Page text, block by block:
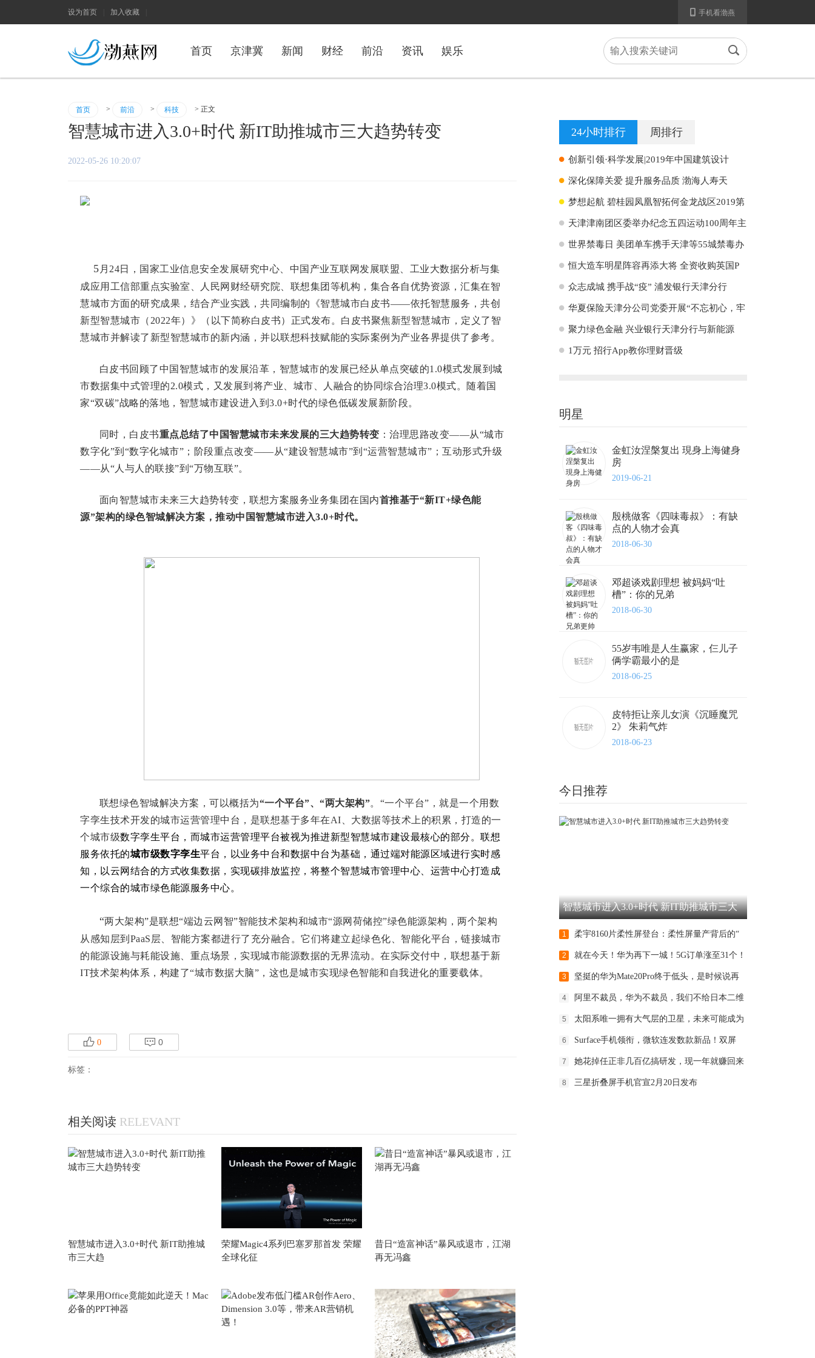
设为首页 加入收藏 A 手机看渤燕
首页 京津冀 新闻 财经 前沿 资讯 娱乐 B
首页 > 前沿 > 科技 > 正文
智慧城市进入3.0+时代 新IT助推城市三大趋势转变
2022-05-26 10:20:07
5 月 24日，国家工业信息安全发展研究中心、中国产业互联网发展联盟、工业大数据分析与集
成应用工信部重点实验室、人民网财经研究院、联想集团等机构，集合各自优势资源，汇集在智
慧城市方面的研究成果，结合产业实践，共同编制的 《智慧城市白皮书——依托智慧服务，共创
新型智慧城市（ 2022年）》 （以下简称白皮书）正式发布。白皮书聚焦新型智慧城市， 定义了智
慧城市并解读了新型智慧城市的新内涵，并以联想科技赋能的实际案例为产业各界提供了参考。
白皮书回顾了中国智慧城市的发展沿革，智慧城市的发展已经从单点突破的1.0模式发展到城
市数据集中式管理的2.0模式，又发展到将产业、城市、人融合的协同综合治理3.0模式。随着国
家“双碳”战略的落地，智慧城市建设进入到 3.0+时代的绿色低碳发展新阶段。
同时，白皮书重点总结了中国智慧城市未来发展的三大趋势转变 ：治理思路改变——从“城市
数字化”到“数字化城市”；阶段重点改变——从“建设智慧城市”到“运营智慧城市”；互动形式升级
——从“人与人的联接”到“万物互联”。
面向智慧城市未来三大趋势转变，联想方案服务业务集团在 国内首推基于“新IT+绿色能
源”架构的绿色智城解决方案，推动中国智慧城市进入3.0+时代。
联想绿色智城解决方案，可以概括为“一个平台”、“两大架构”。“一个平台”，就是一个用数
字孪生技术开发的城市运营管理中台，是联想基于多年在AI 、大数据等技术上的积累，打造的一
个城市级数字孪生平台，而城市运营管理平台被视为推进新型智慧城市建设最核心的部分。 联想
服务依托的城市级数字孪生平台，以业务中台和数据中台为基础，通过端对能源区域进行实时感
知，以云网结合的方式收集数据，实现碳排放监控，将整个智慧城市管理中心、运营中心打造成
一个综合的城市绿色能源服务中心。
“两大架构”是联想“端边云网智”智能技术架构和城市“源网荷储控”绿色能源架构，两个架构
从感知层到 PaaS 层、智能方案都进行了充分融合。它们将建立起绿色化、智能化平台，链接城市
的能源设施与耗能设施、重点场景，实现城市能源数据的无界流动。在实际交付中，联想基于新
IT技术架构体系，构建了“城市数据大脑”，这也是城市实现绿色智能和自我进化的重要载体。
p 0 q 0
标签：
相关阅读 RELEVANT
智慧城市进入3.0+时代 新IT助推城
市三大趋
荣耀Magic4系列巴塞罗那首发 荣耀
全球化征
昔日“造富神话”暴风或退市，江湖
再无冯鑫
24小时排行 周排行
H 创新引领·科学发展|2019年中国建筑设计
H 深化保障关爱 提升服务品质 渤海人寿天
H 梦想起航 碧桂园凤凰智拓何金龙战区2019第
H 天津津南团区委举办纪念五四运动100周年主
H 世界禁毒日 美团单车携手天津等55城禁毒办
H 恒大造车明星阵容再添大将 全资收购英国P
H 众志成城 携手战“疫” 浦发银行天津分行
H 华夏保险天津分公司党委开展“不忘初心，牢
H 聚力绿色金融 兴业银行天津分行与新能源
H 1万元 招行App教你理财晋级
明星
金虹汝涅槃复出 現身上海健身
房
2019-06-21
殷桃做客《四味毒叔》：有缺
点的人物才会真
2018-06-30
邓超谈戏剧理想 被妈妈“吐
槽”：你的兄弟
2018-06-30
55岁韦唯是人生赢家，仨儿子
俩学霸最小的是
2018-06-25
皮特拒让亲儿女演《沉睡魔咒
2》 朱莉气炸
2018-06-23
今日推荐
智慧城市进入3.0+时代 新IT助推城市三大
趋
1 柔宇8160片柔性屏登台：柔性屏量产背后的“
2 就在今天！华为再下一城！5G订单涨至31个！
3 坚挺的华为Mate20Pro终于低头，是时候说再
4 阿里不裁员，华为不裁员，我们不给日本二维
5 太阳系唯一拥有大气层的卫星，未来可能成为
6 Surface手机领衔，微软连发数款新品！双屏
7 她花掉任正非几百亿搞研发，现一年就赚回来
8 三星折叠屏手机官宣2月20日发布